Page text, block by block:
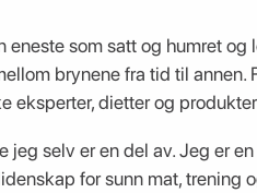
eneste som satt og humret
brynene fra tid til
eksperter, dietter og
jeg selv er en del av. Jeg er
for sunn mat, trening